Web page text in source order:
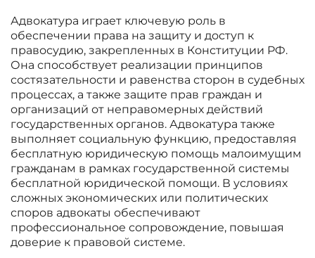
Адвокатура играет ключевую роль в
обеспечении права на защиту и доступ к
правосудию, закрепленных в Конституции РФ.
Она способствует реализации принципов
состязательности и равенства сторон в судебных
процессах, а также защите прав граждан и
организаций от неправомерных действий
государственных органов. Адвокатура также
выполняет социальную функцию, предоставляя
бесплатную юридическую помощь малоимущим
гражданам в рамках государственной системы
бесплатной юридической помощи. В условиях
сложных экономических или политических
споров адвокаты обеспечивают
профессиональное сопровождение, повышая
доверие к правовой системе.